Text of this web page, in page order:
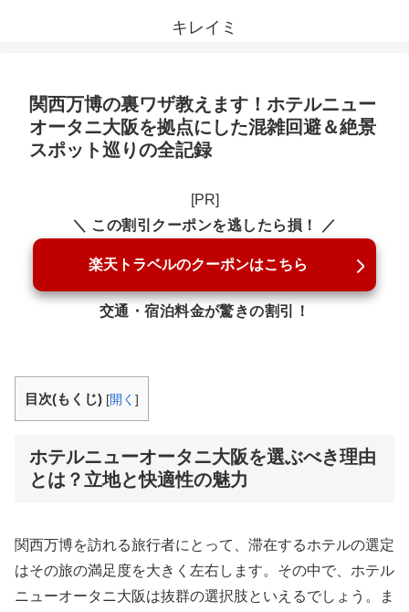
キレイミ
関西万博の裏ワザ教えます！ホテルニュー
オータニ大阪を拠点にした混雑回避＆絶景
スポット巡りの全記録
[PR]
＼ この割引クーポンを逃したら損！ ／
楽天トラベルのクーポンはこちら
交通・宿泊料金が驚きの割引！
目次(もくじ) [開く ]
ホテルニューオータニ大阪を選ぶべき理由
とは？立地と快適性の魅力
関西万博を訪れる旅行者にとって、滞在するホテルの選定
はその旅の満足度を大きく左右します。その中で、ホテル
ニューオータニ大阪は抜群の選択肢といえるでしょう。ま